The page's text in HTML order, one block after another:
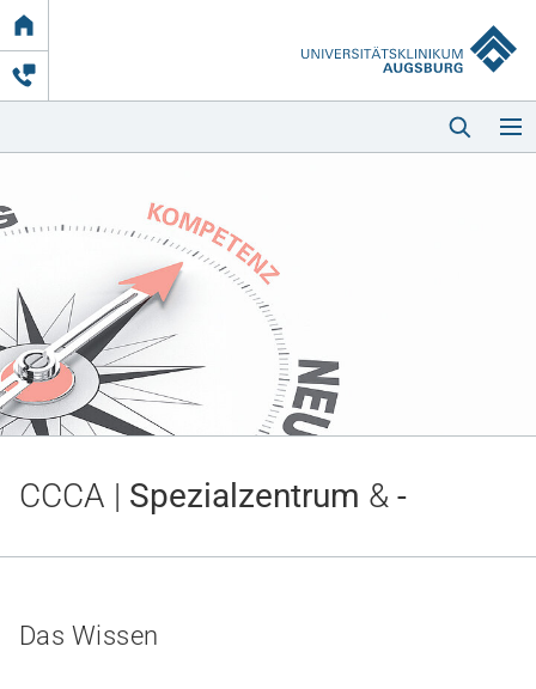
Link
zur
Startseite
Startseite
Kliniken & Einrichtungen
CCCA | Spezialzentrum & -
Das Wissen